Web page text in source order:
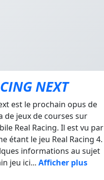
NEXT
est le prochain opus de
de jeux de courses sur
Real Racing. Il est vu par
étant le jeu Real Racing 4.
informations au sujet
jeu ici... Afficher plus